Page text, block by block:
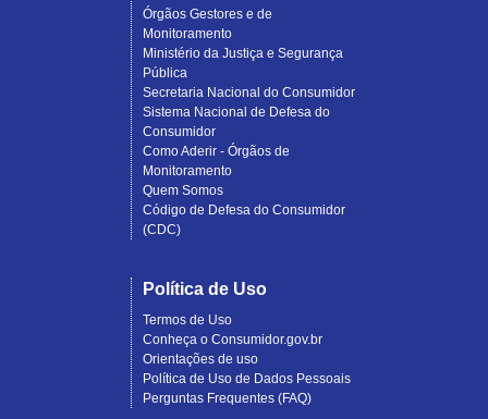
Órgãos Gestores e de
Monitoramento
Ministério da Justiça e Segurança
Pública
Secretaria Nacional do Consumidor
Sistema Nacional de Defesa do
Consumidor
Como Aderir - Órgãos de
Monitoramento
Quem Somos
Código de Defesa do Consumidor
(CDC)
Política de Uso
Termos de Uso
Conheça o Consumidor.gov.br
Orientações de uso
Política de Uso de Dados Pessoais
Perguntas Frequentes (FAQ)